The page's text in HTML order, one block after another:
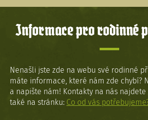
Informace pro rodinné
Nenašli jste zde na webu své rodinné
máte informace, které nám zde chybí?
a napište nám! Kontakty na nás najdete
také na stránku: Co od vás